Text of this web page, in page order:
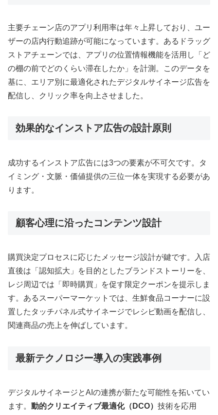
主要チェーン店のアプリ利用率は年々上昇しており、ユー
ザーの店内行動追跡が可能になっています。あるドラッグ
ストアチェーンでは、アプリの位置情報機能を活用し「ど
の棚の前でどのくらい滞在したか」を計測。このデータを
基に、エリア別に最適化されたデジタルサイネージ広告を
配信し、クリック率を向上させました。
効果的なインストア広告の設計原則
成功するインストア広告には3つの要素が不可欠です。タ
イミング・文脈・価値提供の三位一体を実現する必要があ
ります。
顧客心理に沿ったコンテンツ設計
購買決定プロセスに応じたメッセージ設計が鍵です。入店
直後は「認知拡大」を目的としたブランドストーリーを、
レジ周辺では「即時購買」を促す限定クーポンを提示しま
す。あるスーパーマーケットでは、生鮮食品コーナーに設
置したタッチパネル式サイネージでレシピ動画を配信し、
関連商品の売上を伸ばしています。
最新テクノロジー導入の実践事例
デジタルサイネージとAIの連携が新たな可能性を拓いてい
ます。 動的クリエイティブ最適化（DCO） 技術を応用